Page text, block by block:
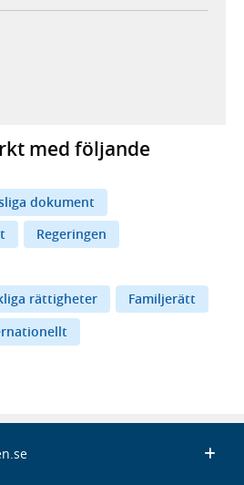
i ny flik, extern webbplats,
extern webbplats,
i ny flik, extern webbplats,
e-postklient,
med följande
dokument
Regeringen
rättigheter
Familjerätt